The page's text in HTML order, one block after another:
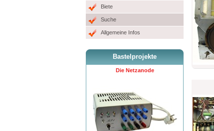
Biete
Suche
Allgemeine Infos
Bastelprojekte
Die Netzanode